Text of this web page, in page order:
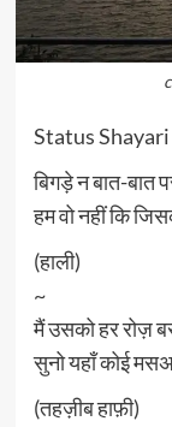
Status Shayari
बिगड़े न बात-बात
हम वो नहीं कि
(हाली)
~
मैं उसको हर रोज़
सुनो यहाँ कोई
(तहज़ीब हाफ़ी)